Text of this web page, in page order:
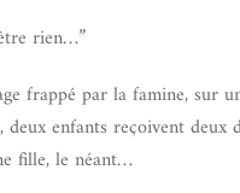
rien…”
frappé par la famine, sur
deux enfants reçoivent deux
fille, le néant…